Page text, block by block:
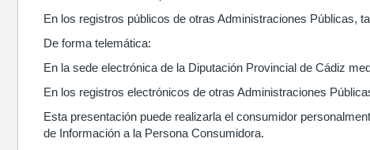
En los registros públicos de otras Administraciones Públicas,
De forma telemática:
En la sede electrónica de la Diputación Provincial de Cádiz
En los registros electrónicos de otras Administraciones
Esta presentación puede realizarla el consumidor
de Información a la Persona Consumidora.